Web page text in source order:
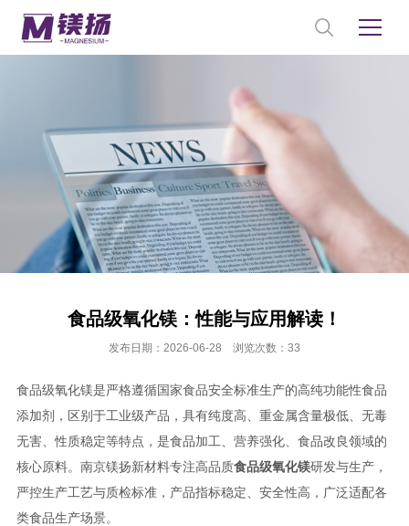
食品级氧化镁：性能与应用解读！
发布日期：2026-06-28 浏览次数：33
食品级氧化镁是严格遵循国家食品安全标准生产的高纯功能性食品
添加剂，区别于工业级产品，具有纯度高、重金属含量极低、无毒
无害、性质稳定等特点，是食品加工、营养强化、食品改良领域的
核心原料。南京镁扬新材料专注高品质食品级氧化镁研发与生产，
严控生产工艺与质检标准，产品指标稳定、安全性高，广泛适配各
类食品生产场景。